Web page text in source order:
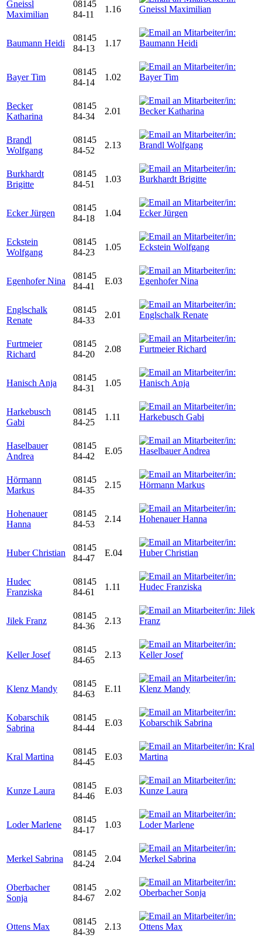
Gneissl
Maximilian
08145
84-11
1.16
Baumann Heidi
08145
84-13
1.17
Bayer Tim
08145
84-14
1.02
Becker
Katharina
08145
84-34
2.01
Brandl
Wolfgang
08145
84-52
2.13
Burkhardt
Brigitte
08145
84-51
1.03
Ecker Jürgen
08145
84-18
1.04
Eckstein
Wolfgang
08145
84-23
1.05
Egenhofer Nina
08145
84-41
E.03
Englschalk
Renate
08145
84-33
2.01
Furtmeier
Richard
08145
84-20
2.08
Hanisch Anja
08145
84-31
1.05
Harkebusch
Gabi
08145
84-25
1.11
Haselbauer
Andrea
08145
84-42
E.05
Hörmann
Markus
08145
84-35
2.15
Hohenauer
Hanna
08145
84-53
2.14
Huber Christian
08145
84-47
E.04
Hudec
Franziska
08145
84-61
1.11
Jilek Franz
08145
84-36
2.13
Keller Josef
08145
84-65
2.13
Klenz Mandy
08145
84-63
E.11
Kobarschik
Sabrina
08145
84-44
E.03
Kral Martina
08145
84-45
E.03
Kunze Laura
08145
84-46
E.03
Loder Marlene
08145
84-17
1.03
Merkel Sabrina
08145
84-24
2.04
Oberbacher
Sonja
08145
84-67
2.02
Ottens Max
08145
84-39
2.13